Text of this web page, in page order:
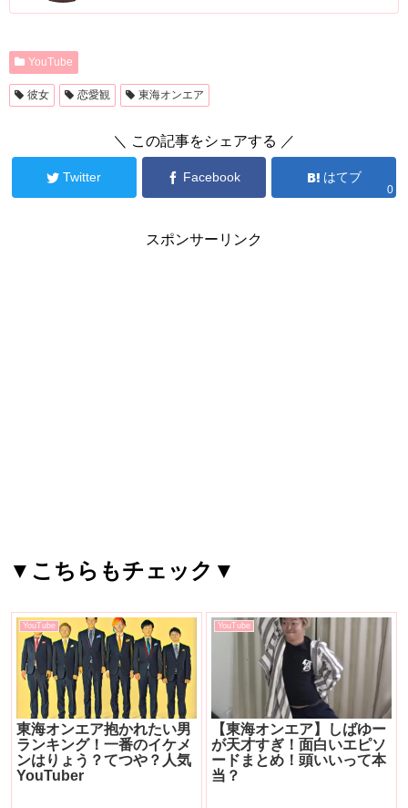
YouTube
彼女 恋愛観 東海オンエア
＼ この記事をシェアする ／
Twitter Facebook はてブ
0
スポンサーリンク
▼こちらもチェック▼
YouTube
東海オンエア抱かれたい男
ランキング！一番のイケメ
ンはりょう？てつや？人気
YouTuber
YouTube
【東海オンエア】しばゆー
が天才すぎ！面白いエピソ
ードまとめ！頭いいって本
当？